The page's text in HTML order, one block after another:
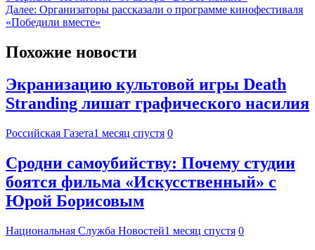
Далее: Организаторы рассказали о программе кинофестиваля
«Победили вместе»
Похожие новости
Экранизацию культовой игры Death
Stranding лишат графического насилия
Российская Газета1 месяц спустя 0
Сродни самоубийству: Почему студии
боятся фильма «Искусственный» с
Юрой Борисовым
Национальная Служба Новостей1 месяц спустя 0